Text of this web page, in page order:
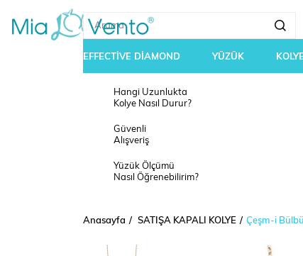
EFFECTİVE DİAMOND YÜZÜK KOLYE
Hangi Uzunlukta
Kolye Nasıl Durur?
Güvenli
Alışveriş
Yüzük Ölçümü
Nasıl Öğrenebilirim?
Anasayfa SATIŞA KAPALI KOLYE Çeşm-i